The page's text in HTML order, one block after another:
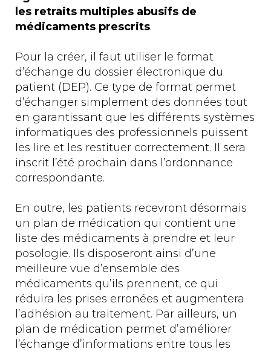
les retraits multiples abusifs de
médicaments prescrits.
Pour la créer, il faut utiliser le format
d’échange du dossier électronique du
patient (DEP). Ce type de format permet
d’échanger simplement des données tout
en garantissant que les différents systèmes
informatiques des professionnels puissent
les lire et les restituer correctement. Il sera
inscrit l’été prochain dans l’ordonnance
correspondante.
En outre, les patients recevront désormais
un plan de médication qui contient une
liste des médicaments à prendre et leur
posologie. Ils disposeront ainsi d’une
meilleure vue d’ensemble des
médicaments qu’ils prennent, ce qui
réduira les prises erronées et augmentera
l’adhésion au traitement. Par ailleurs, un
plan de médication permet d’améliorer
l’échange d’informations entre tous les